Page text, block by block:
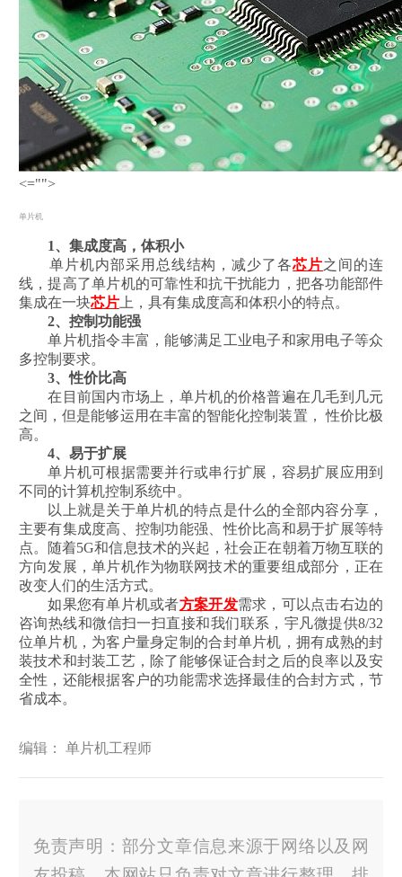
<="">
单片机
1、集成度高，体积小
单片机内部采用总线结构，减少了各芯片之间的连
线，提高了单片机的可靠性和抗干扰能力，把各功能部件
集成在一块芯片上，具有集成度高和体积小的特点。
2、控制功能强
单片机指令丰富，能够满足工业电子和家用电子等众
多控制要求。
3、性价比高
在目前国内市场上，单片机的价格普遍在几毛到几元
之间，但是能够运用在丰富的智能化控制装置， 性价比极
高。
4、易于扩展
单片机可根据需要并行或串行扩展，容易扩展应用到
不同的计算机控制系统中。
以上就是关于单片机的特点是什么的全部内容分享，
主要有集成度高、控制功能强、性价比高和易于扩展等特
点。随着5G和信息技术的兴起，社会正在朝着万物互联的
方向发展，单片机作为物联网技术的重要组成部分，正在
改变人们的生活方式。
如果您有单片机或者方案开发需求，可以点击右边的
咨询热线和微信扫一扫直接和我们联系，宇凡微提供8/32
位单片机，为客户量身定制的合封单片机，拥有成熟的封
装技术和封装工艺，除了能够保证合封之后的良率以及安
全性，还能根据客户的功能需求选择最佳的合封方式，节
省成本。
编辑： 单片机工程师
免责声明：部分文章信息来源于网络以及网